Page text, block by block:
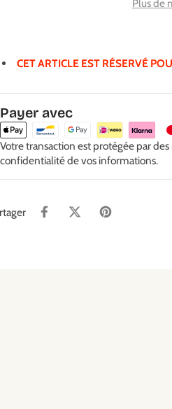
Plus de
CET ARTICLE EST RÉSERVÉ
Payer avec
Votre transaction est protégée par
confidentialité de vos informations.